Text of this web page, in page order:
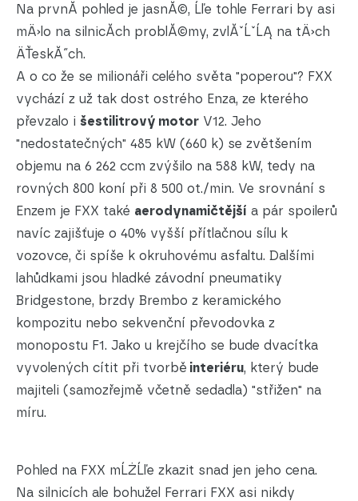
Na prvnĂ­ pohled je jasnĂ©, Ĺľe tohle Ferrari by asi
mÄ›lo na silnicĂ­ch problĂ©my, zvlĂˇĹˇĹĄ na tÄ›ch
ÄŤeskĂ˝ch.
A o co že se milionáři celého světa "poperou"? FXX
vychází z už tak dost ostrého Enza, ze kterého
převzalo i šestilitrový motor V12. Jeho
"nedostatečných" 485 kW (660 k) se zvětšením
objemu na 6 262 ccm zvýšilo na 588 kW, tedy na
rovných 800 koní při 8 500 ot./min. Ve srovnání s
Enzem je FXX také aerodynamičtější a pár spoilerů
navíc zajišťuje o 40% vyšší přítlačnou sílu k
vozovce, či spíše k okruhovému asfaltu. Dalšími
lahůdkami jsou hladké závodní pneumatiky
Bridgestone, brzdy Brembo z keramického
kompozitu nebo sekvenční převodovka z
monopostu F1. Jako u krejčího se bude dvacítka
vyvolených cítit při tvorbě interiéru, který bude
majiteli (samozřejmě včetně sedadla) "střižen" na
míru.
Pohled na FXX mĹŻĹľe zkazit snad jen jeho cena.
Na silnicích ale bohužel Ferrari FXX asi nikdy